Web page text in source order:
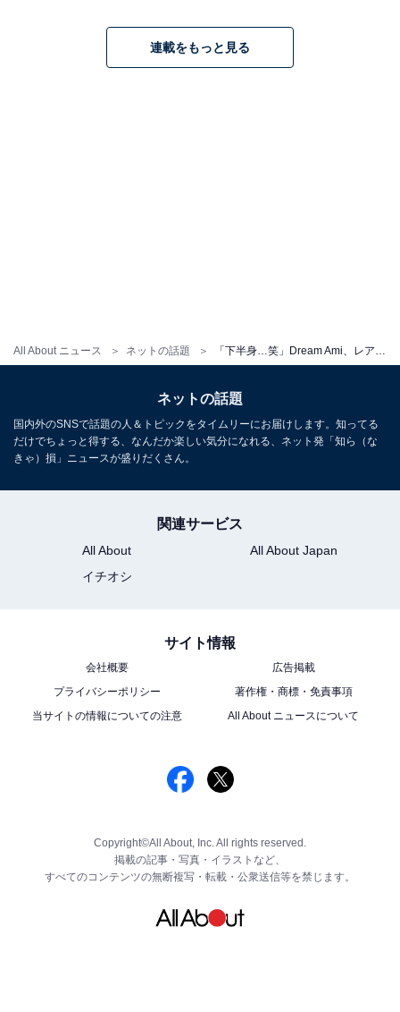
All About ニュース ネットの話題
連載をもっと見る
ネットの話題
国内外のSNSで話題の人＆トピックをタイムリーにお届けします。知ってる
だけでちょっと得する、なんだか楽しい気分になれる、ネット発「知ら（な
きゃ）損」ニュースが盛りだくさん。
関連サービス
All About
All About Japan
イチオシ
サイト情報
会社概要
広告掲載
プライバシーポリシー
著作権・商標・免責事項
当サイトの情報についての注意
All About ニュースについて
Copyright©All About, Inc. All rights reserved.
掲載の記事・写真・イラストなど、
すべてのコンテンツの無断複写・転載・公衆送信等を禁じます。